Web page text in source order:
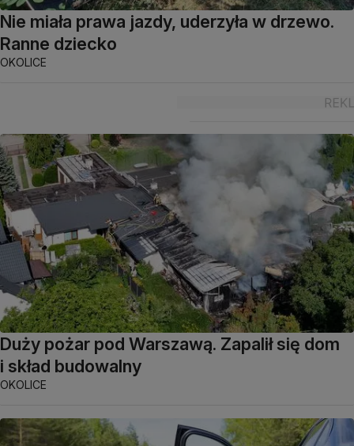
Nie miała prawa jazdy, uderzyła w drzewo.
Ranne dziecko
OKOLICE
Duży pożar pod Warszawą. Zapalił się dom
i skład budowalny
OKOLICE